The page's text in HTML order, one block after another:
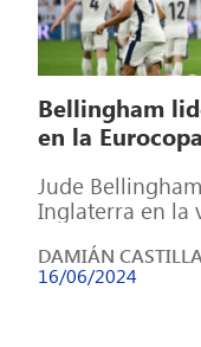
Bellingham
en la Eurocopa
Jude
Inglaterra en la
DAMIÁN CASTILLA
16/06/2024